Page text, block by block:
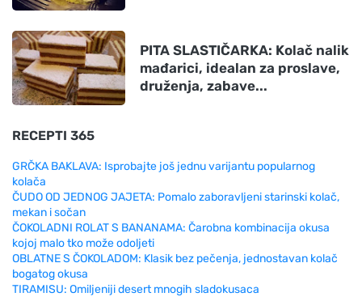
PITA SLASTIČARKA: Kolač nalik
mađarici, idealan za proslave,
druženja, zabave...
RECEPTI 365
GRČKA BAKLAVA: Isprobajte još jednu varijantu popularnog
kolača
ČUDO OD JEDNOG JAJETA: Pomalo zaboravljeni starinski kolač,
mekan i sočan
ČOKOLADNI ROLAT S BANANAMA: Čarobna kombinacija okusa
kojoj malo tko može odoljeti
OBLATNE S ČOKOLADOM: Klasik bez pečenja, jednostavan kolač
bogatog okusa
TIRAMISU: Omiljeniji desert mnogih sladokusaca